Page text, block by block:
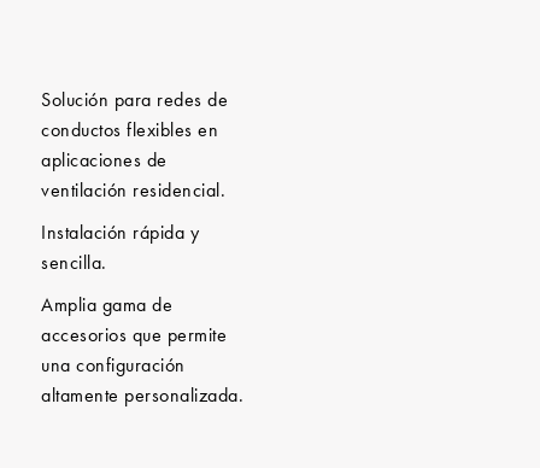
Solución para redes de
conductos flexibles en
aplicaciones de
ventilación residencial.
Instalación rápida y
sencilla.
Amplia gama de
accesorios que permite
una configuración
altamente personalizada.